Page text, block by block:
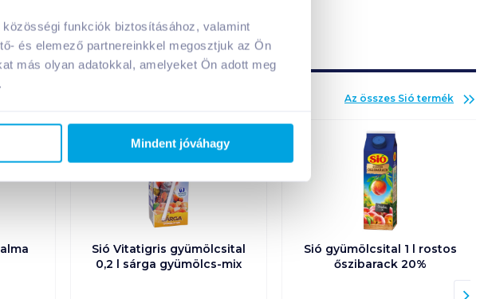
funkciók biztosításához, valamint
és elemező partnereinkkel megosztjuk az Ön
más olyan adatokkal, amelyeket Ön adott meg
Mindent jóváhagy
Az összes Sió termék
Sió Vitatigris gyümölcsital
0,2 l sárga gyümölcs-mix
Sió gyümölcsital 1 l rostos
őszibarack 20%